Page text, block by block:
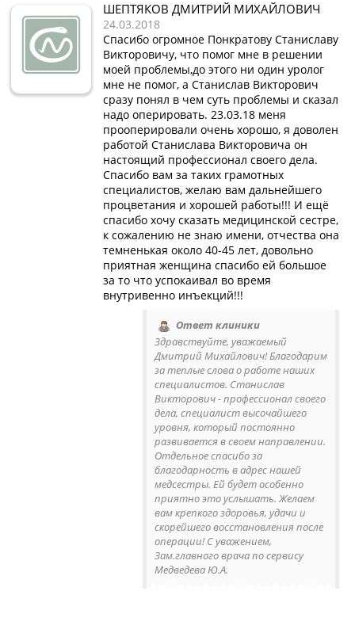
ШЕПТЯКОВ ДМИТРИЙ МИХАЙЛОВИЧ
24.03.2018
Спасибо огромное Понкратову Станиславу
Викторовичу, что помог мне в решении
моей проблемы,до этого ни один уролог
мне не помог, а Станислав Викторович
сразу понял в чем суть проблемы и сказал
надо оперировать. 23.03.18 меня
прооперировали очень хорошо, я доволен
работой Станислава Викторовича он
настоящий профессионал своего дела.
Спасибо вам за таких грамотных
специалистов, желаю вам дальнейшего
процветания и хорошей работы!!! И ещё
спасибо хочу сказать медицинской сестре,
к сожалению не знаю имени, отчества она
темненькая около 40-45 лет, довольно
приятная женщина спасибо ей большое
за то что успокаивал во время
внутривенно инъекций!!!
Ответ клиники
Здравствуйте, уважаемый
Дмитрий Михайлович! Благодарим
за теплые слова о работе наших
специалистов. Станислав
Викторович - профессионал своего
дела, специалист высочайшего
уровня, который постоянно
развивается в своем направлении.
Отдельное спасибо за
благодарность в адрес нашей
медсестры. Ей будет особенно
приятно это услышать. Желаем
вам крепкого здоровья, удачи и
скорейшего восстановления после
операции! С уважением,
Зам.главного врача по сервису
Медведева Ю.А.